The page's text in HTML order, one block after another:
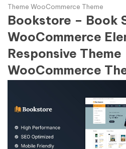
Theme WooCommerce Theme
Bookstore – Book
WooCommerce
Responsive Theme
WooCommerce